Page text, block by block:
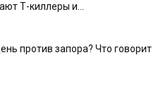
Т-киллеры и...
против запора? Что говорит